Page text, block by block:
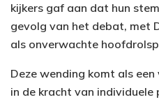
kijkers gaf aan dat hun
gevolg van het debat, met
als onverwachte
Deze wending komt als
in de kracht van